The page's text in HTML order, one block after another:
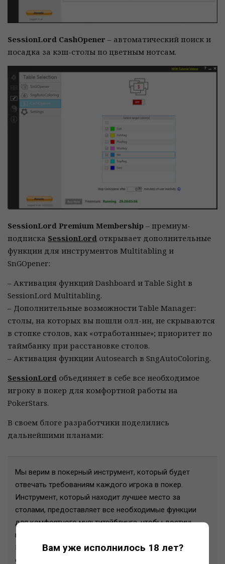
Вам уже исполнилось 18 лет?
SessionLord CashOpener – автоматический поиск и
посадка за кэш-столы по цветным нотсам.
SessionLord Premium Membership – премиум-
подписка SessionLord открывает дополнительные
функции для инструментов Multitabling и
SnGOpener:
– Активация функций Dashboard и Table Sight в
SessionLord Multitabling.
– Дополнительные возможности Table Manager:
столы, на которых вы пошли олл-ин, не скрываются
в стопке столов, как «отработанные»; приоритет по
таймбанку при расстановке столов.
– Активация функции Autosearch в SngAutoColoring.
SessionLord объединяет в себе все необходимое
игроку в покер для комфортной работы на
PokerStars.
В своем блоге разработчики поделились
дальнейшими планами:
Мы верим в покерный инструмент, который будет
отвечать требованиям каждого игрока в покер.
Инструмент, который находит лучшее место за
столами, предоставляет все необходимые функции
для комфортного мультитейблинга, чтобы достичь
максимального показателя по раздачам в час.
Инструмент, который становится тренером –
останавливает вас, когда это требуется, и дает играть,